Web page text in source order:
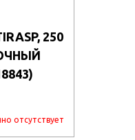
250
отсутствует